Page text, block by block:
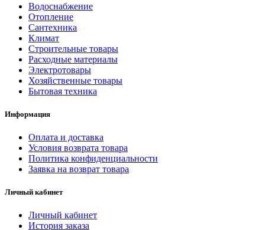
Водоснабжение
Отопление
Сантехника
Климат
Строительные товары
Расходные материалы
Электротовары
Хозяйственные товары
Бытовая техника
Информация
Оплата и доставка
Условия возврата товара
Политика конфиденциальности
Заявка на возврат товара
Личный кабинет
Личный кабинет
История заказа